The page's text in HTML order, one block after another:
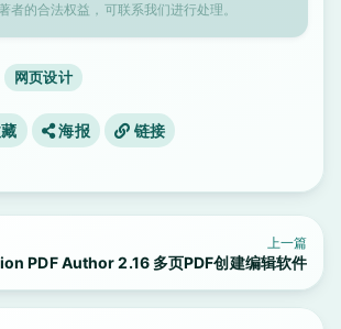
者的合法权益，可联系我们进行处理。
网页设计
海报 链接
上一篇
PDF Author 2.16 多页PDF创建编辑软件